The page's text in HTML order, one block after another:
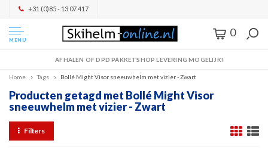
+31 (0)85 - 13 07 417
MENU
0
AFHALEN OF DPD PAKKETSHOP LEVERING MOGELIJK!
Home Tags Bollé Might Visor sneeuwhelm met vizier - Zwart
Producten getagd met Bollé Might Visor
sneeuwhelm met vizier - Zwart
Filters